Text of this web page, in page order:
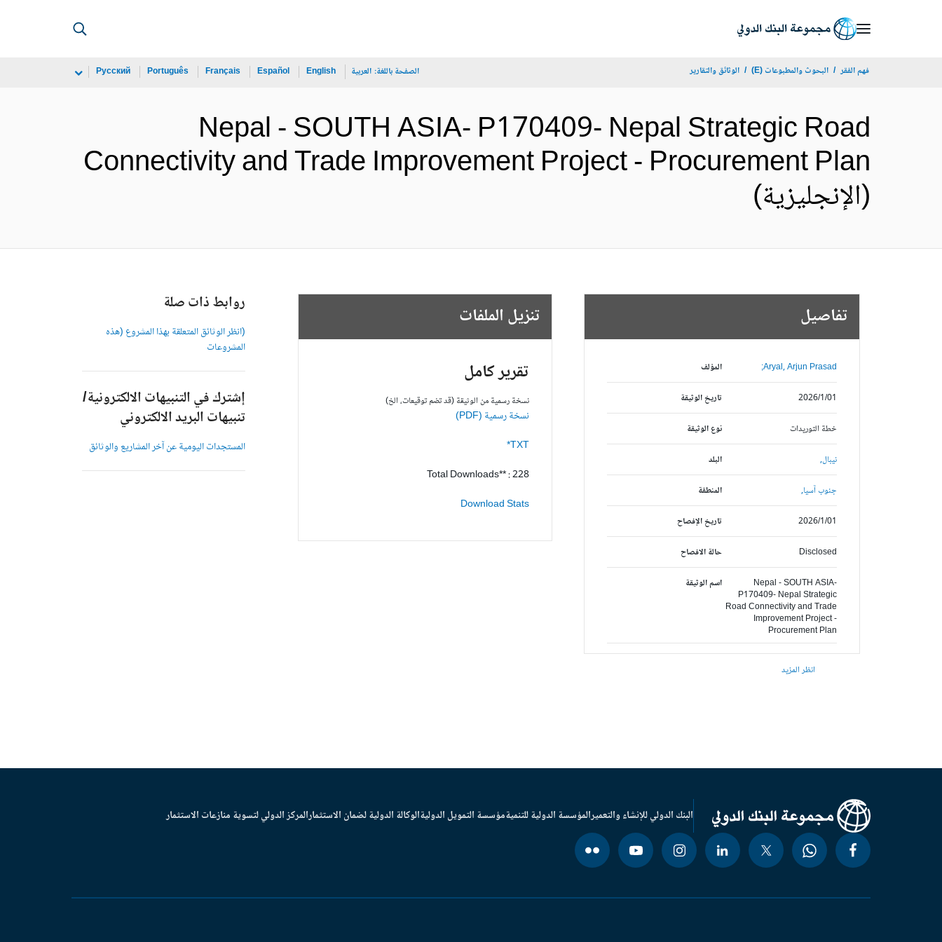
فهم الفقر البحوث والمطبوعات (E) الوثائق والتقارير الصفحة باللغة: العربية English
Español
Français
Português
Русский
Nepal - SOUTH ASIA- P170409- Nepal Strategic Road
Connectivity and Trade Improvement Project - Procurement Plan
(الإنجليزية)
تفاصيل
المؤلف Aryal, Arjun Prasad;
تاريخ الوثيقة 2026/1/01
نوع الوثيقة خطة التوريدات
البلد نيبال,
المنطقة جنوب آسيا,
تاريخ الإفصاح 2026/1/01
حالة الافصاح Disclosed
اسم الوثيقة
Nepal - SOUTH ASIA-
P170409- Nepal Strategic
Road Connectivity and Trade
Improvement Project -
Procurement Plan
انظر المزيد
تنزيل الملفات
تقرير كامل
نسخة رسمية من الوثيقة (قد تضم توقيعات، الخ)
نسخة رسمية (PDF)
TXT*
Total Downloads** : 228
Download Stats
روابط ذات صلة
(انظر الوثائق المتعلقة بهذا المشروع (هذه
المشروعات
إشترك في التنبيهات الالكترونية/
تنبيهات البريد الالكتروني
المستجدات اليومية عن آخر المشاريع والوثائق
البنك الدولي للإنشاء والتعميرالمؤسسة الدولية للتنميةمؤسسة التمويل الدوليةالوكالة الدولية لضمان الاستثمارالمركز الدولي لتسوية منازعات الاستثمار